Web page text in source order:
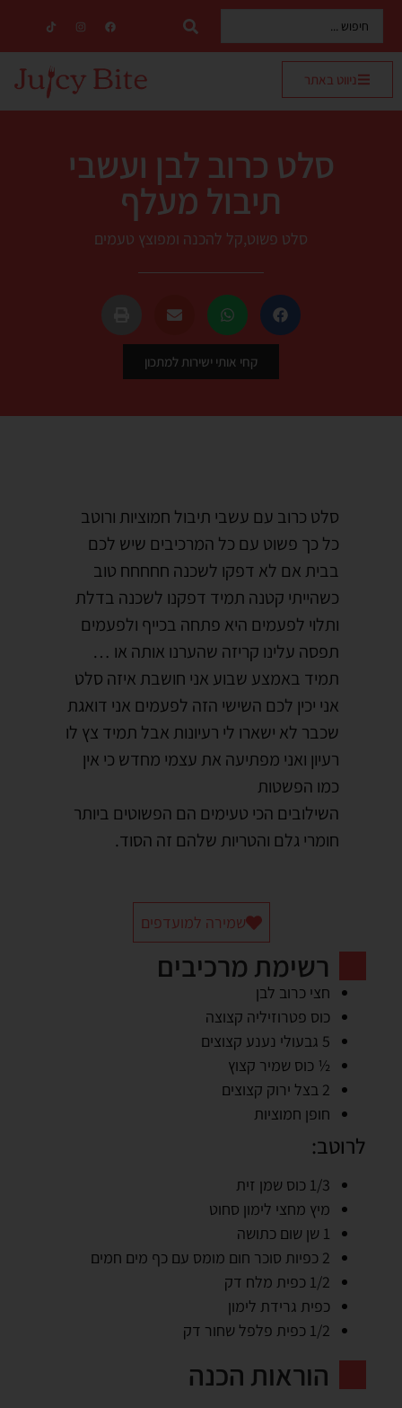
ניווט באתר
סלט כרוב לבן ועשבי
תיבול מעלף
סלט פשוט,קל להכנה ומפוצץ טעמים
קחי אותי ישירות למתכון
סלט כרוב עם עשבי תיבול חמוציות ורוטב
כל כך פשוט עם כל המרכיבים שיש לכם
בבית אם לא דפקו לשכנה חחחחח טוב
כשהייתי קטנה תמיד דפקנו לשכנה בדלת
ותלוי לפעמים היא פתחה בכייף ולפעמים
תפסה עלינו קריזה שהערנו אותה או …
תמיד באמצע שבוע אני חושבת איזה סלט
אני יכין לכם השישי הזה לפעמים אני דואגת
שכבר לא ישארו לי רעיונות אבל תמיד צץ לו
רעיון ואני מפתיעה את עצמי מחדש כי אין
כמו הפשטות
השילובים הכי טעימים הם הפשוטים ביותר
חומרי גלם והטריות שלהם זה הסוד.
רשימת מרכיבים
שמירה למועדפים
חצי כרוב לבן
כוס פטרוזיליה קצוצה
5 גבעולי נענע קצוצים
½ כוס שמיר קצוץ
2 בצל ירוק קצוצים
חופן חמוציות
לרוטב:
1/3 כוס שמן זית
מיץ מחצי לימון סחוט
1 שן שום כתושה
2 כפיות סוכר חום מומס עם כף מים חמים
1/2 כפית מלח דק
כפית גרידת לימון
1/2 כפית פלפל שחור דק
הוראות הכנה